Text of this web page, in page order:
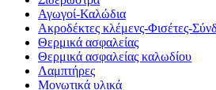
Αγωγοί-Καλώδια
Ακροδέκτες κλέμενς-Φισέτες-
Θερμικά ασφαλείας
Θερμικά ασφαλείας καλωδίου
Λαμπτήρες
Μονωτικά υλικά